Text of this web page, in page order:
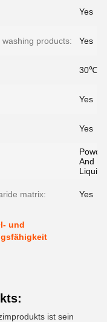
Yes
products: Yes
30℃-
Yes
Yes
And
Liquid
matrix: Yes
und
ist sein